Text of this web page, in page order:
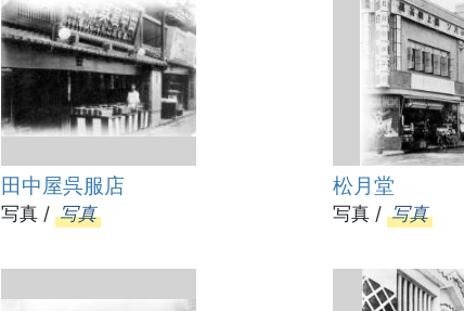
田中屋呉服店
写真 / 写真
松月堂
写真 / 写真